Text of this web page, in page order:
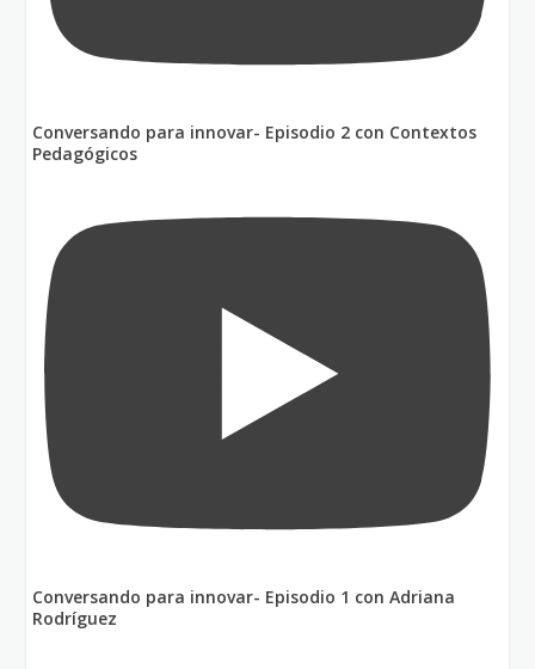
Conversando para innovar- Episodio 2 con Contextos
Pedagógicos
Conversando para innovar- Episodio 1 con Adriana
Rodríguez